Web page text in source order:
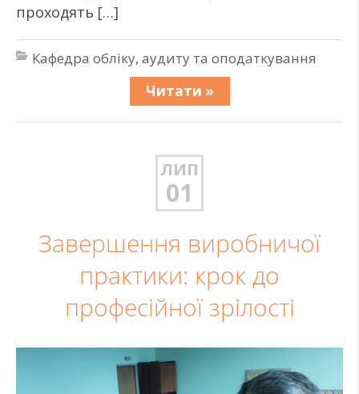
проходять […]
Кафедра обліку, аудиту та оподаткування
Читати »
ЛИП
01
Завершення виробничої
практики: крок до
професійної зрілості